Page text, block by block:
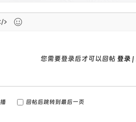
您需要登录后才可以回帖 登录 |
回帖后跳转到最后一页